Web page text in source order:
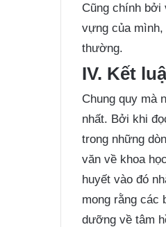
Cũng chính
vựng của
thường.
IV. Kết
Chung quy mà
nhất. Bởi khi
trong những
văn về khoa
huyết vào đó
mong rằng các
dưỡng về tâm